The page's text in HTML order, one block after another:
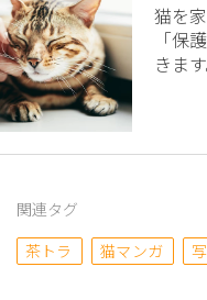
猫を
「保
きます
関連タグ
茶トラ
猫マンガ